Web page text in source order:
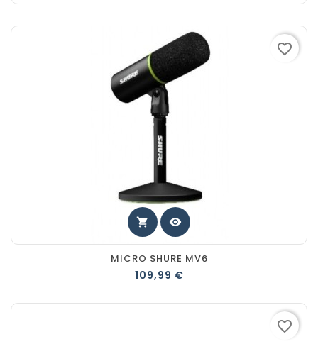
shopping_cart visibility
MICRO SHURE MV6
109,99 €
favorite_border
favorite_border